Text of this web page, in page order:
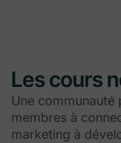
Les cours
Une communauté
membres à
marketing à